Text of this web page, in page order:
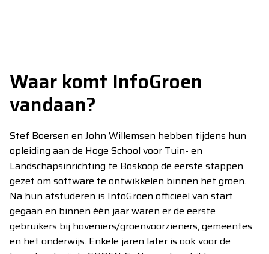
Waar komt InfoGroen
vandaan?
Stef Boersen en John Willemsen hebben tijdens hun
opleiding aan de Hoge School voor Tuin- en
Landschapsinrichting te Boskoop de eerste stappen
gezet om software te ontwikkelen binnen het groen.
Na hun afstuderen is InfoGroen officieel van start
gegaan en binnen één jaar waren er de eerste
gebruikers bij hoveniers/groenvoorzieners, gemeentes
en het onderwijs. Enkele jaren later is ook voor de